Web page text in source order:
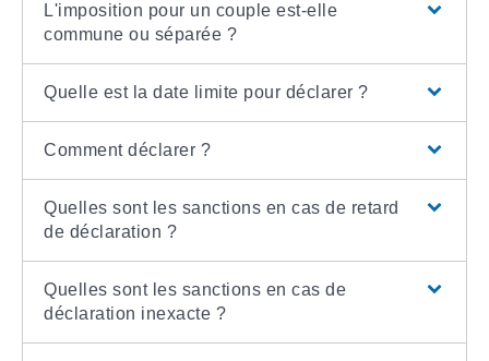
L'imposition pour un couple est-elle
commune ou séparée ?
Quelle est la date limite pour déclarer ?
Comment déclarer ?
Quelles sont les sanctions en cas de retard
de déclaration ?
Quelles sont les sanctions en cas de
déclaration inexacte ?